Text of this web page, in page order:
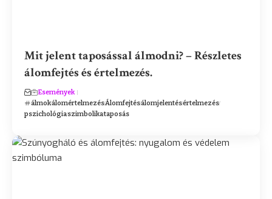
Mit jelent taposással álmodni? – Részletes
álomfejtés és értelmezés.
Események
álmokálomértelmezésÁlomfejtésálomjelentésértelmezés
pszichológiaszimbolikataposás